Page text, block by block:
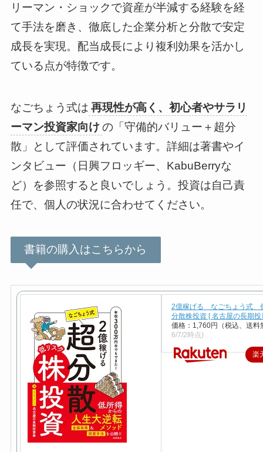
リーマン・ショックで資産が半減する経験を経
て手法を磨き、徹底した企業分析と分散で安定
成長を実現。配当成長により複利効果を活かし
ている点が特徴です。
なごちょう式は 再現性が高く、初心者やサラリ
ーマン投資家向けの「守備的バリュー＋超分
散」として評価されています。詳細は著書やイ
ンタビュー（日興フロッギー、KabuBerryな
ど）を参照すると良いでしょう。投資は自己責
任で、個人の状況に合わせてください。
書籍の購入はこちらから
2億稼げる なごちょう式
分散株投資 [ 名古屋の長期投
価格：1,760円（税込、送料
6/7/2時点)
楽